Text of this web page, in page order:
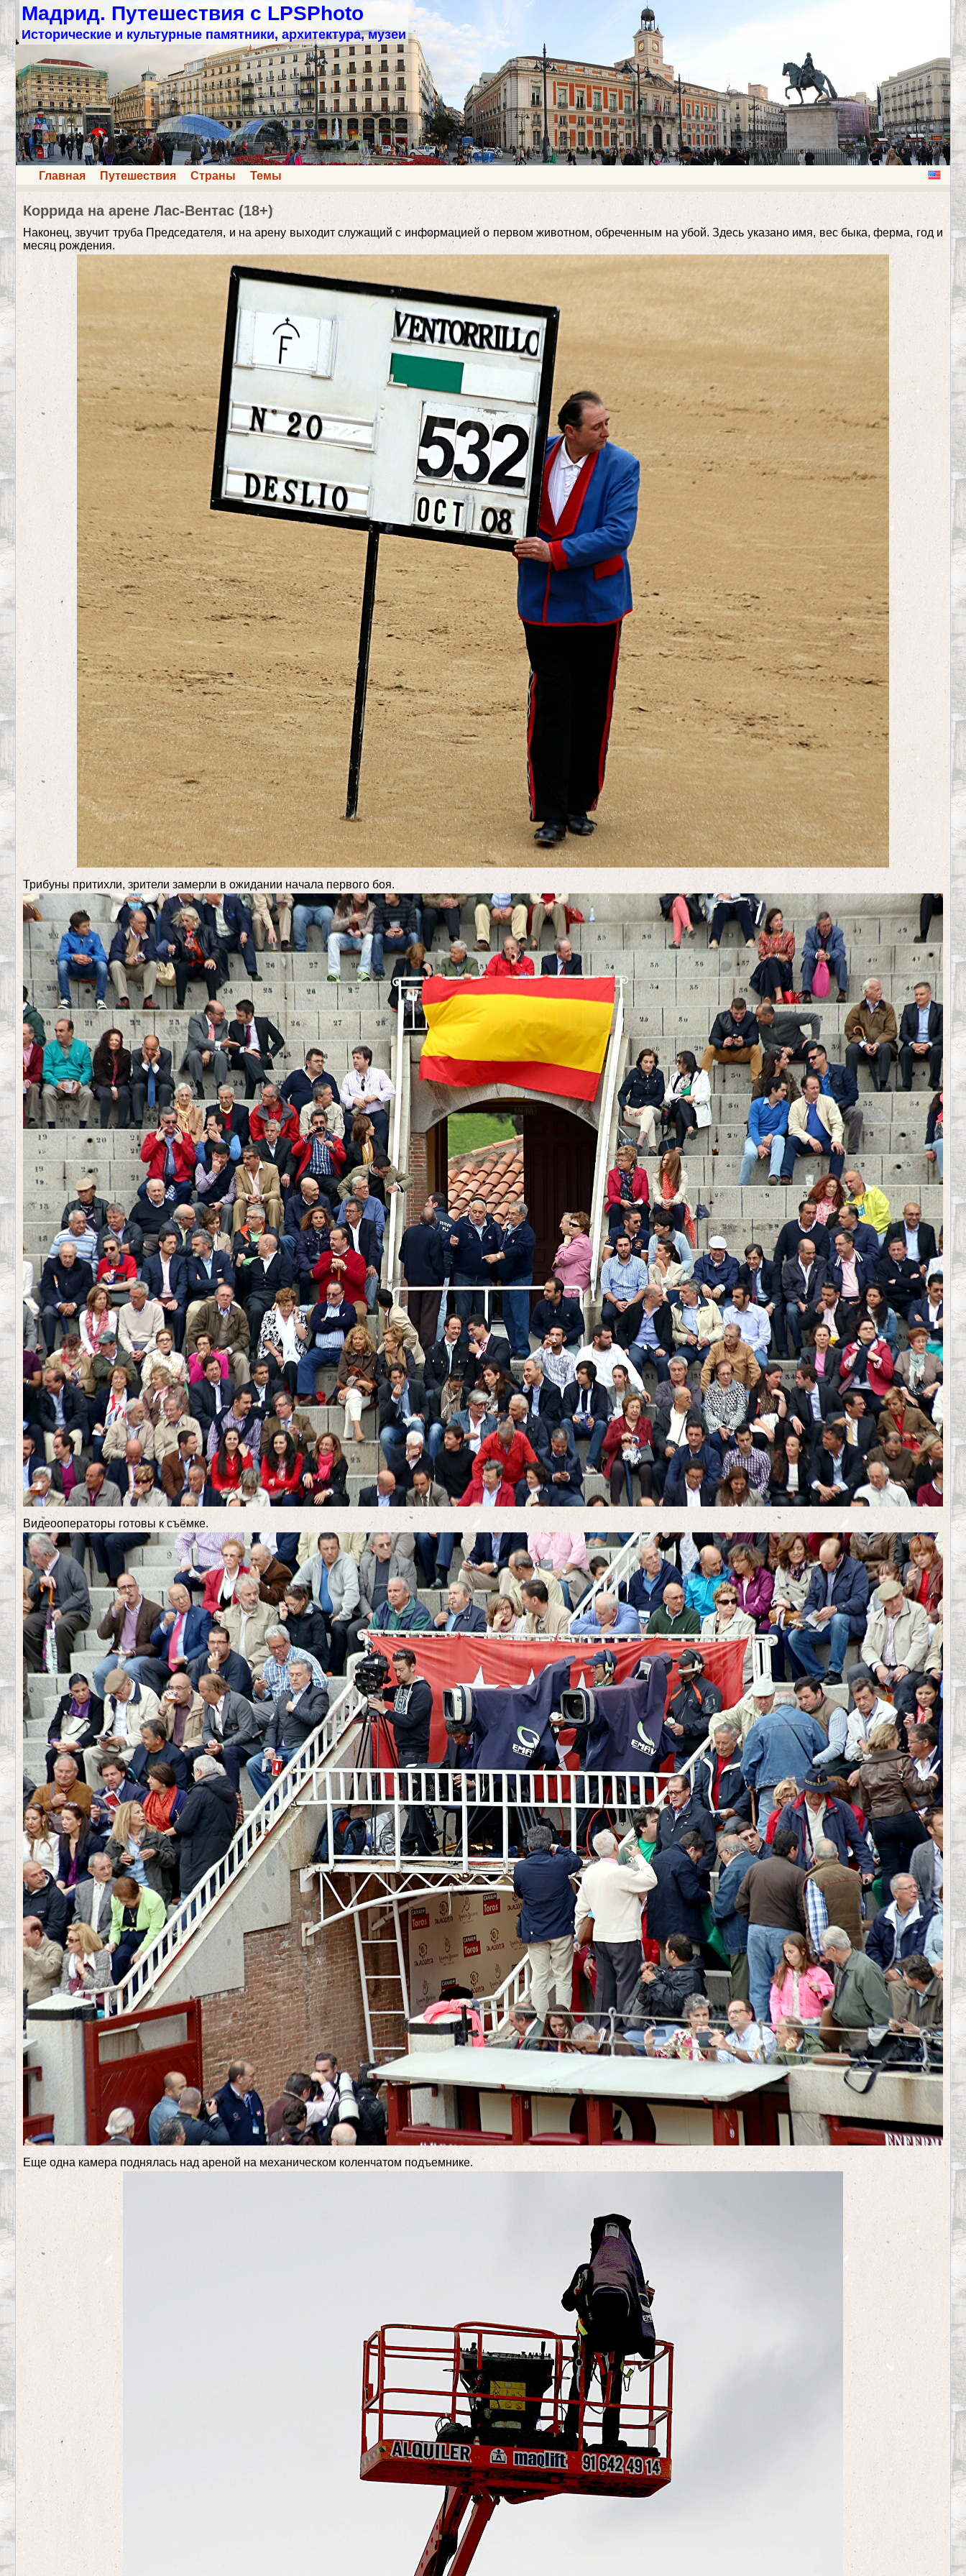
Мадрид. Путешествия с LPSPhoto
Исторические и культурные памятники, архитектура, музеи
Главная Путешествия Страны Темы
Коррида на арене Лас-Вентас (18+)
Наконец, звучит труба Председателя, и на арену выходит служащий с информацией о первом животном, обреченным на убой. Здесь указано имя, вес быка, ферма, год и
месяц рождения.
Трибуны притихли, зрители замерли в ожидании начала первого боя.
Видеооператоры готовы к съёмке.
Еще одна камера поднялась над ареной на механическом коленчатом подъемнике.